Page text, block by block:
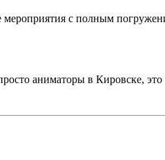
с полным
аниматоры в Кировске, это